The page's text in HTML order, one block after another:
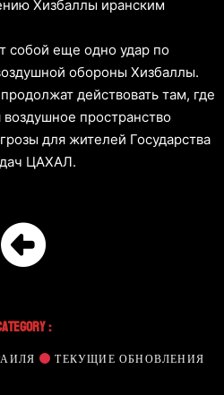
Хизбаллы иранским
собой еще одно удар по
обороны Хизбаллы.
действовать там, где
пространство
для жителей Государства
ЦАХАЛ.
:
ТЕКУЩИЕ ОБНОВЛЕНИЯ